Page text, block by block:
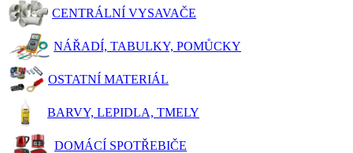
CENTRÁLNÍ VYSAVAČE
NÁŘADÍ, TABULKY, POMŮCKY
OSTATNÍ MATERIÁL
BARVY, LEPIDLA, TMELY
DOMÁCÍ SPOTŘEBIČE